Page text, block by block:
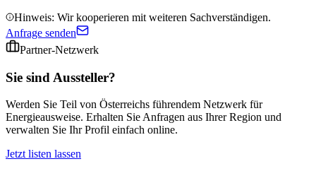
Hinweis: Wir kooperieren mit weiteren Sachverständigen.
Anfrage senden
Partner-Netzwerk
Sie sind Aussteller?
Werden Sie Teil von Österreichs führendem Netzwerk für
Energieausweise. Erhalten Sie Anfragen aus Ihrer Region und
verwalten Sie Ihr Profil einfach online.
Jetzt listen lassen